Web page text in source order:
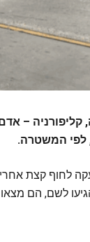
קליפורניה –
לפי המשטרה.
מצאו את קורבן הדקירה בן ה-